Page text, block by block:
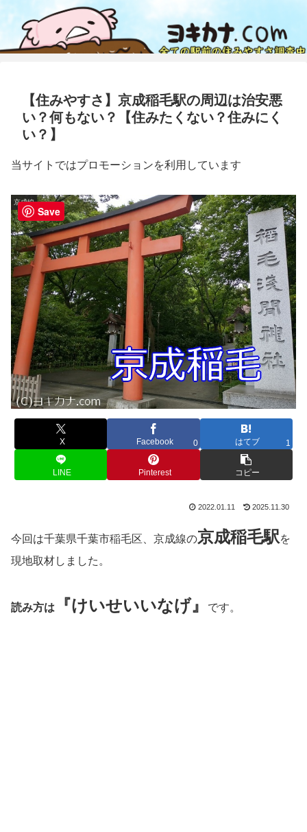
【住みやすさ】京成稲毛駅の周辺は治安悪
い？何もない？【住みたくない？住みにく
い？】
当サイトではプロモーションを利用しています
京成線
X Facebook 0 はてブ 1
LINE Pinterest コピー
2022.01.11 2025.11.30
今回は千葉県千葉市稲毛区、京成線の京成稲毛駅を
現地取材しました。
読み方は 『けいせいいなげ』 です。
Save